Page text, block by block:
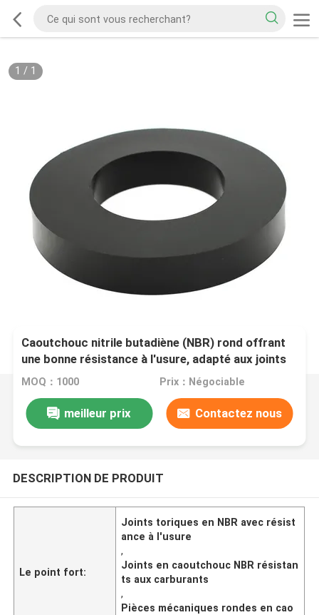
1 / 1
Caoutchouc nitrile butadiène (NBR) rond offrant
une bonne résistance à l'usure, adapté aux joints
résistants aux carburants et aux pièces
MOQ：1000 Prix：Négociable
meilleur prix Contactez nous
DESCRIPTION DE PRODUIT
Le point fort:
Joints toriques en NBR avec résist
ance à l'usure
,
Joints en caoutchouc NBR résistan
ts aux carburants
,
Pièces mécaniques rondes en cao